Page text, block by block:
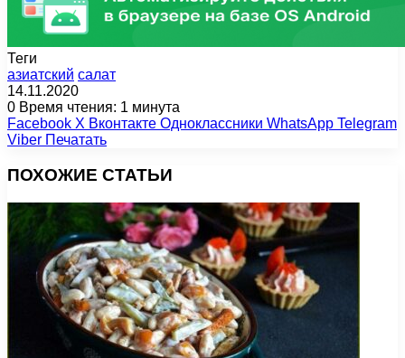
Теги
азиатский салат
14.11.2020
0 Время чтения: 1 минута
Facebook X Вконтакте Одноклассники WhatsApp Telegram
Viber Печатать
ПОХОЖИЕ СТАТЬИ